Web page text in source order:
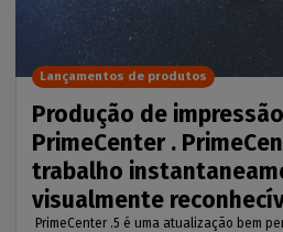
Produção de
PrimeCenter .
trabalho
visualmente
PrimeCenter .5 é uma atualização bem
Lançamentos de produtos